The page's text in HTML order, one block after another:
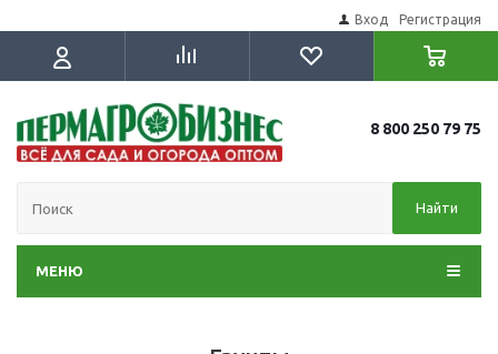
Вход Регистрация
8 800 250 79 75
Найти
МЕНЮ